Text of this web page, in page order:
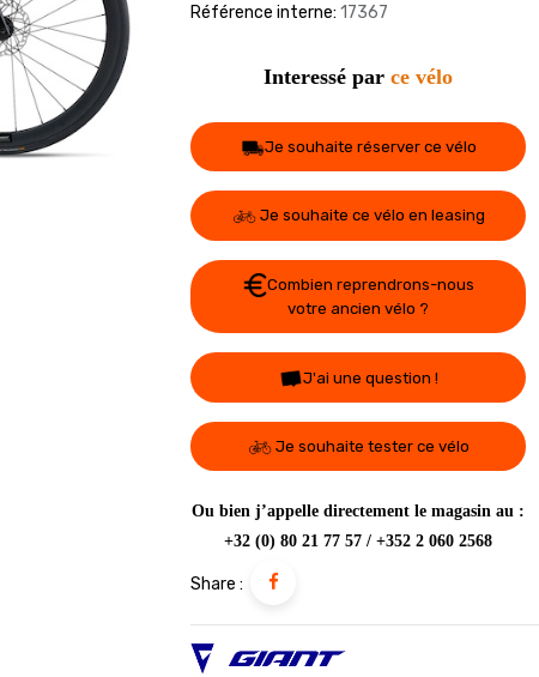
Référence interne: 17367
Interessé par ce vélo
Je souhaite réserver ce vélo
Je souhaite ce vélo en leasing
Combien reprendrons-nous
votre ancien vélo ?
J'ai une question !
Je souhaite tester ce vélo
Ou bien j’appelle directement le magasin au :
+32 (0) 80 21 77 57 / +352 2 060 2568
Share :